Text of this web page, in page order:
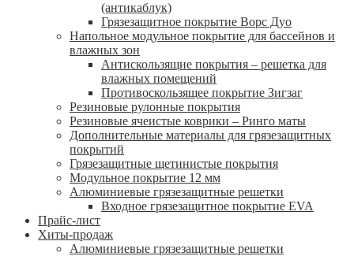
(антикаблук)
Грязезащитное покрытие Ворс Дуо
Напольное модульное покрытие для бассейнов и
влажных зон
Антискользящие покрытия – решетка для
влажных помещений
Противоскользящее покрытие Зигзаг
Резиновые рулонные покрытия
Резиновые ячеистые коврики – Ринго маты
Дополнительные материалы для грязезащитных
покрытий
Грязезащитные щетинистые покрытия
Модульное покрытие 12 мм
Алюминиевые грязезащитные решетки
Входное грязезащитное покрытие EVA
Прайс-лист
Хиты-продаж
Алюминиевые грязезащитные решетки